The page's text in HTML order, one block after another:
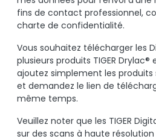
fins de contact professionnel,
charte de confidentialité.
Vous souhaitez télécharger les
plusieurs produits TIGER Drylac®
ajoutez simplement les produits
et demandez le lien de
même temps.
Veuillez noter que les TIGER
sur des scans à haute